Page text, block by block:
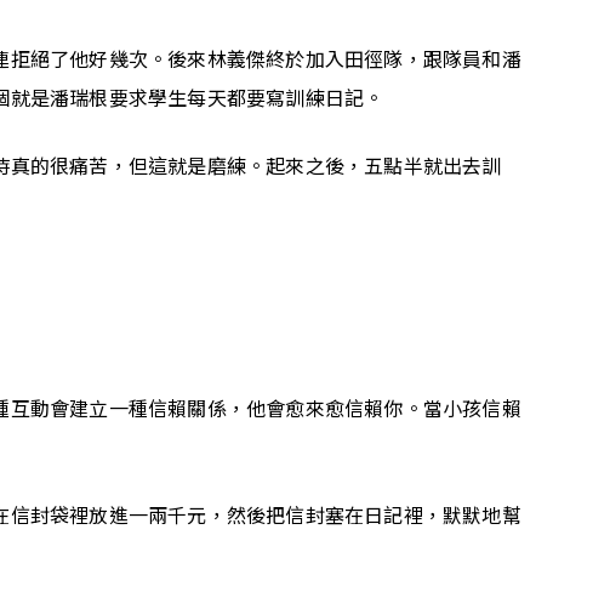
絕了他好幾次。後來林義傑終於加入田徑隊，跟隊員和潘
是潘瑞根要求學生每天都要寫訓練日記。
的很痛苦，但這就是磨練。起來之後，五點半就出去訓
動會建立一種信賴關係，他會愈來愈信賴你。當小孩信賴
封袋裡放進一兩千元，然後把信封塞在日記裡，默默地幫